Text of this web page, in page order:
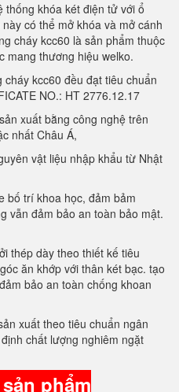
thống khóa két điện tử với ổ
có thể mở khóa và mở cánh
cháy kcc60 là sản phẩm thuộc
mang thương hiệu welko.
kcc60 đều đạt tiêu chuẩn
NO.: HT 2776.12.17
xuất bằng công nghệ trên
nhất Châu Á,
vật liệu nhập khẩu từ Nhật
bố trí khoa học, đảm bảm
vẫn đảm bảo an toàn bảo mật.
thép dày theo thiết kế tiêu
ăn khớp với thân két bạc. tạo
bảo an toàn chống khoan
xuất theo tiêu chuẩn ngân
chất lượng nghiêm ngặt
phẩm